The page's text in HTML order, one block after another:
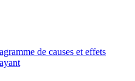
de causes et effets